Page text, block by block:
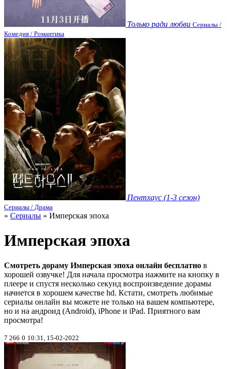
Только ради любви Сериалы /
Комедия / Романтика
Пентхаус (1-3 сезон)
Сериалы / Драма
» Сериалы » Имперская эпоха
Имперская эпоха
Смотреть дораму Имперская эпоха онлайн бесплатно в
хорошей озвучке! Для начала просмотра нажмите на кнопку в
плеере и спустя несколько секунд воспроизведение дорамы
начнется в хорошем качестве hd. Кстати, смотреть любимые
сериалы онлайн вы можете не только на вашем компьютере,
но и на андроид (Android), iPhone и iPad. Приятного вам
просмотра!
7 266 0 10:31, 15-02-2022